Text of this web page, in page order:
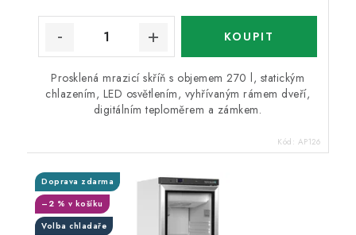
Prosklená mrazicí skříň s objemem 270 l, statickým
chlazením, LED osvětlením, vyhřívaným rámem dveří,
digitálním teploměrem a zámkem.
Kód: AP126
Doprava zdarma
–2 % v košíku
Volba chladaře